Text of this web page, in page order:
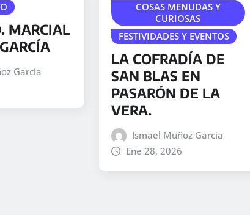
MARCIAL
Garcia
COSAS MENUDAS Y
CURIOSAS
FESTIVIDADES Y EVENTOS
LA COFRADÍA DE
SAN BLAS EN
PASARÓN DE LA
VERA.
Ismael Muñoz Garcia
Ene 28, 2026